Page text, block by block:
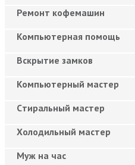
Ремонт кофемашин
Компьютерная помощь
Вскрытие замков
Компьютерный мастер
Cтиральный мастер
Холодильный мастер
Муж на час